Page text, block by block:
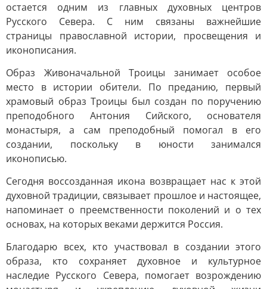
остается одним из главных духовных центров
Русского Севера. С ним связаны важнейшие
страницы православной истории, просвещения и
иконописания.
Образ Живоначальной Троицы занимает особое
место в истории обители. По преданию, первый
храмовый образ Троицы был создан по поручению
преподобного Антония Сийского, основателя
монастыря, а сам преподобный помогал в его
создании, поскольку в юности занимался
иконописью.
Сегодня воссозданная икона возвращает нас к этой
духовной традиции, связывает прошлое и настоящее,
напоминает о преемственности поколений и о тех
основах, на которых веками держится Россия.
Благодарю всех, кто участвовал в создании этого
образа, кто сохраняет духовное и культурное
наследие Русского Севера, помогает возрождению